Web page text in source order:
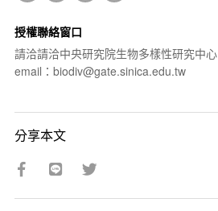
授權聯絡窗口
請洽請洽中央研究院生物多樣性研究中心
email：biodiv@gate.sinica.edu.tw
分享本文